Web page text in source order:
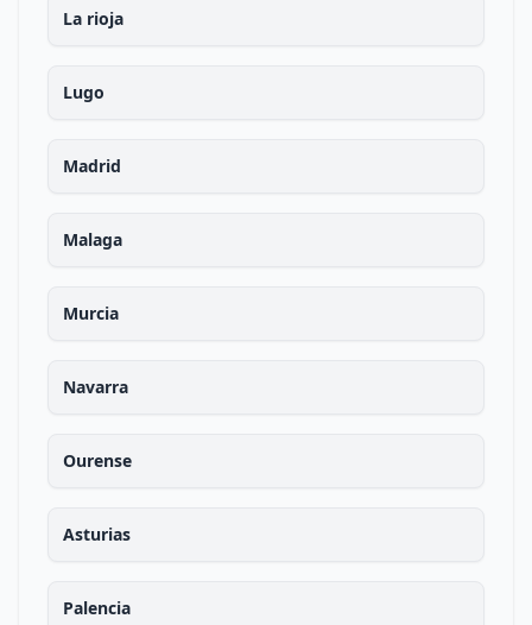
La rioja
Lugo
Madrid
Malaga
Murcia
Navarra
Ourense
Asturias
Palencia